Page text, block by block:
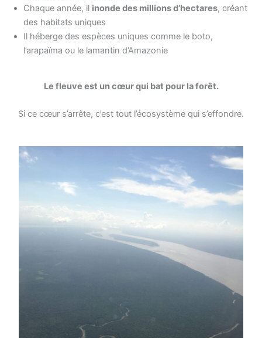
Chaque année, il inonde des millions d’hectares, créant
des habitats uniques
Il héberge des espèces uniques comme le boto,
l’arapaïma ou le lamantin d’Amazonie
Le fleuve est un cœur qui bat pour la forêt.
Si ce cœur s’arrête, c’est tout l’écosystème qui s’effondre.